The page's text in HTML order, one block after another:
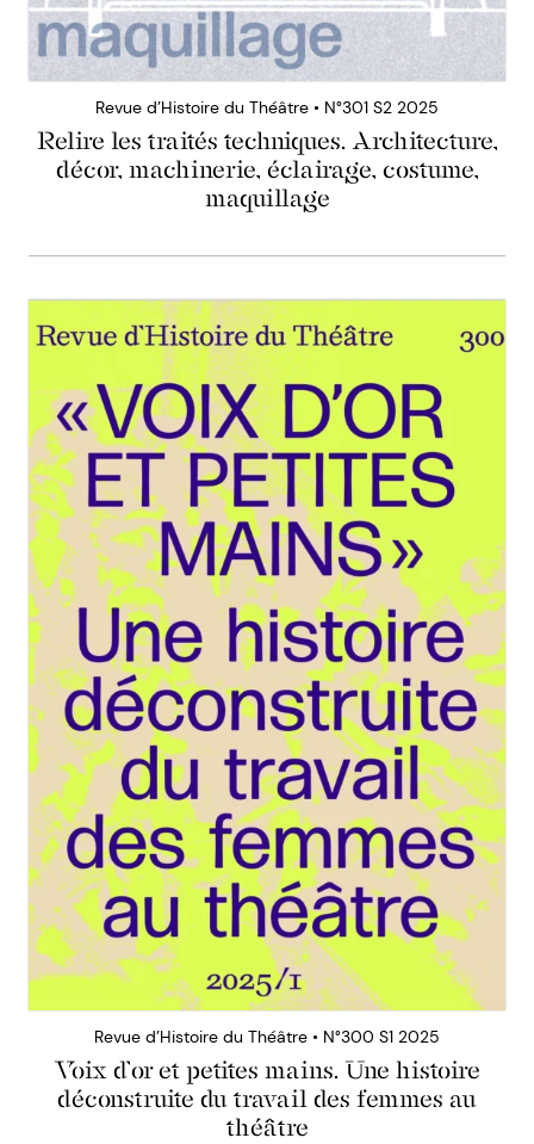
Revue d’Histoire du Théâtre • N°301 S2 2025
Relire les traités techniques. Architecture,
décor, machinerie, éclairage, costume,
maquillage
Revue d’Histoire du Théâtre • N°300 S1 2025
Voix d’or et petites mains. Une histoire
déconstruite du travail des femmes au
théâtre